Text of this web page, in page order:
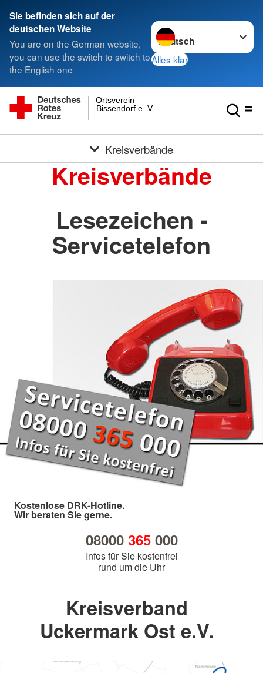
Sie befinden sich auf der
deutschen Website
You are on the German website,
you can use the switch to switch to
the English one
Sprache wechseln zu
Alles klar
Bissendorf e. V.
Ortsverein
Kreisverbände
Kreisverbände
Lesezeichen -
Servicetelefon
Kostenlose DRK-Hotline.
Wir beraten Sie gerne.
08000 365000
Infos für Sie kostenfrei
rund um die Uhr
Kreisverband
Uckermark Ost e.V.